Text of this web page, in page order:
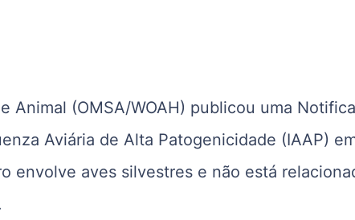
Animal (OMSA/WOAH) publicou uma
Aviária de Alta Patogenicidade (IAAP)
envolve aves silvestres e não está